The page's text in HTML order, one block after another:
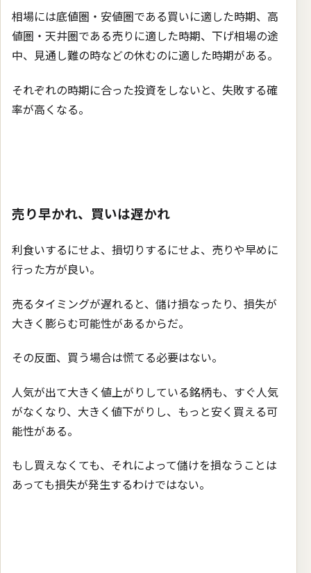
相場には底値圏・安値圏である買いに適した時期、高
値圏・天井圏である売りに適した時期、下げ相場の途
中、見通し難の時などの休むのに適した時期がある。
それぞれの時期に合った投資をしないと、失敗する確
率が高くなる。
売り早かれ、買いは遅かれ
利食いするにせよ、損切りするにせよ、売りや早めに
行った方が良い。
売るタイミングが遅れると、儲け損なったり、損失が
大きく膨らむ可能性があるからだ。
その反面、買う場合は慌てる必要はない。
人気が出て大きく値上がりしている銘柄も、すぐ人気
がなくなり、大きく値下がりし、もっと安く買える可
能性がある。
もし買えなくても、それによって儲けを損なうことは
あっても損失が発生するわけではない。